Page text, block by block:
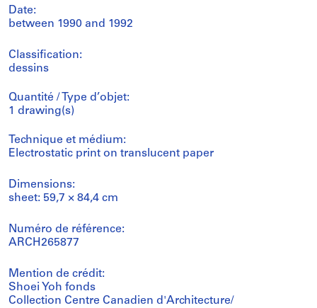
Date:
between 1990 and 1992
Classification:
dessins
Quantité / Type d’objet:
1 drawing(s)
Technique et médium:
Electrostatic print on translucent paper
Dimensions:
sheet: 59,7 × 84,4 cm
Numéro de référence:
ARCH265877
Mention de crédit:
Shoei Yoh fonds
Collection Centre Canadien d'Architecture/